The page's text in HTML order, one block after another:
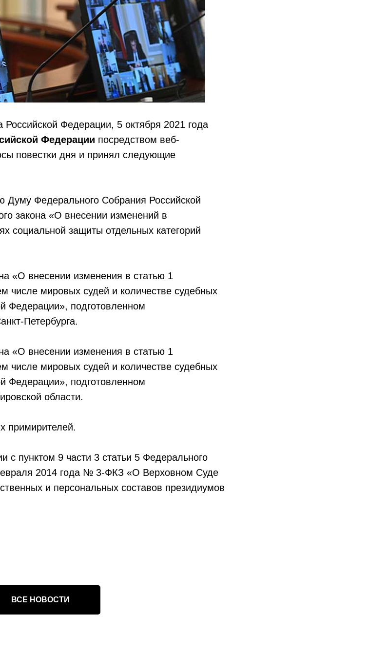
Федерации, 5 октября 2021 года
Федерации посредством веб-
повестки дня и принял следующие
Думу Федерального Собрания Российской
закона «О внесении изменений в
социальной защиты отдельных категорий
«О внесении изменения в статью 1
числе мировых судей и количестве судебных
Федерации», подготовленном
Петербурга.
«О внесении изменения в статью 1
числе мировых судей и количестве судебных
Федерации», подготовленном
области.
примирителей.
с пунктом 9 части 3 статьи 5 Федерального
2014 года № 3-ФКЗ «О Верховном Суде
и персональных составов президиумов
ВСЕ НОВОСТИ